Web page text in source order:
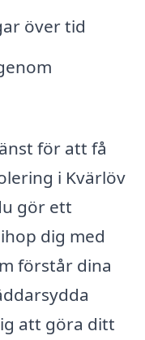
över tid
för att få
i Kvärlöv
gör ett
dig med
förstår dina
att göra ditt